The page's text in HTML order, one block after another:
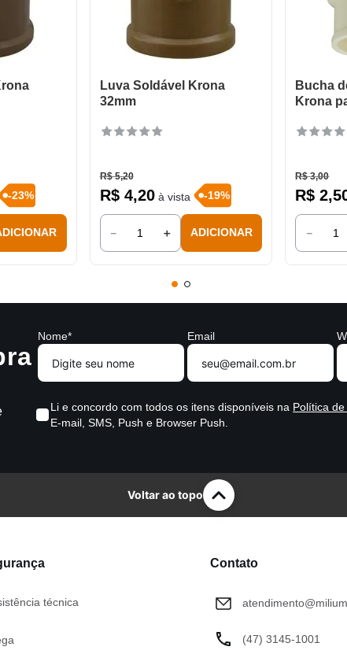
-23%
Luva Soldável Krona
32mm
R$ 5,20
R$ 4,20à vista -19%
＋
－ ADICIONAR
Bucha
Krona
R$ 3,00
R$ 2,
－
Nome* Email
Li e concordo com todos os itens disponíveis na Política
E-mail, SMS, Push e Browser Push.
Voltar ao topo
técnica
Contato
(47) 3145-1001